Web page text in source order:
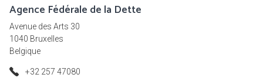
Agence Fédérale de la Dette
Avenue des Arts 30
1040 Bruxelles
Belgique
+32 257 47080